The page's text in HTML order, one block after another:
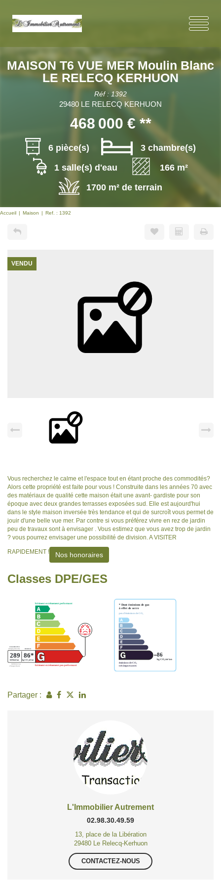
MAISON T6 VUE MER Moulin Blanc
LE RELECQ KERHUON
Réf : 1392
29480 LE RELECQ KERHUON
468 000 € **
6 pièce(s)
3 chambre(s)
1 salle(s) d'eau
166 m²
1700 m² de terrain
Accueil Maison Ref. : 1392
VENDU
Vous recherchez le calme et l'espace tout en étant proche des commodités?
Alors cette propriété est faite pour vous ! Construite dans les années 70 avec
des matériaux de qualité cette maison était une avant- gardiste pour son
époque avec deux grandes terrasses exposées sud. Elle est aujourd'hui
dans le style maison inversée très tendance et qui de surcroît vous permet de
jouir d'une belle vue mer. Par contre si vous préférez vivre en rez de jardin
peu de travaux sont à envisager . Vous estimez que vous avez trop de jardin
? vous pourrez envisager une possibilité de division. A VISITER
RAPIDEMENT ! Nos honoraires
Classes DPE/GES
Partager :
L'Immobilier Autrement
02.98.30.49.59
13, place de la Libération
29480 Le Relecq-Kerhuon
CONTACTEZ-NOUS